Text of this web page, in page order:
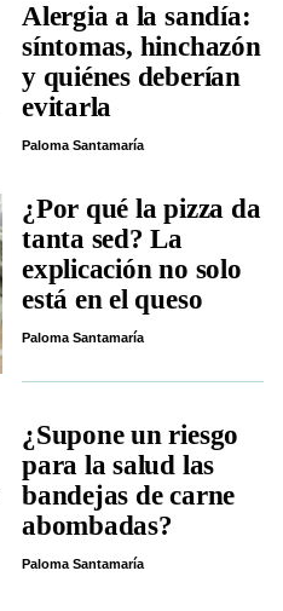
Alergia a la sandía:
síntomas, hinchazón
y quiénes deberían
evitarla
Paloma Santamaría
¿Por qué la pizza da
tanta sed? La
explicación no solo
está en el queso
Paloma Santamaría
¿Supone un riesgo
para la salud las
bandejas de carne
abombadas?
Paloma Santamaría